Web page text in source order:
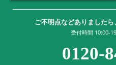
ご不明点などありました
受付時間 10:00-
0120-